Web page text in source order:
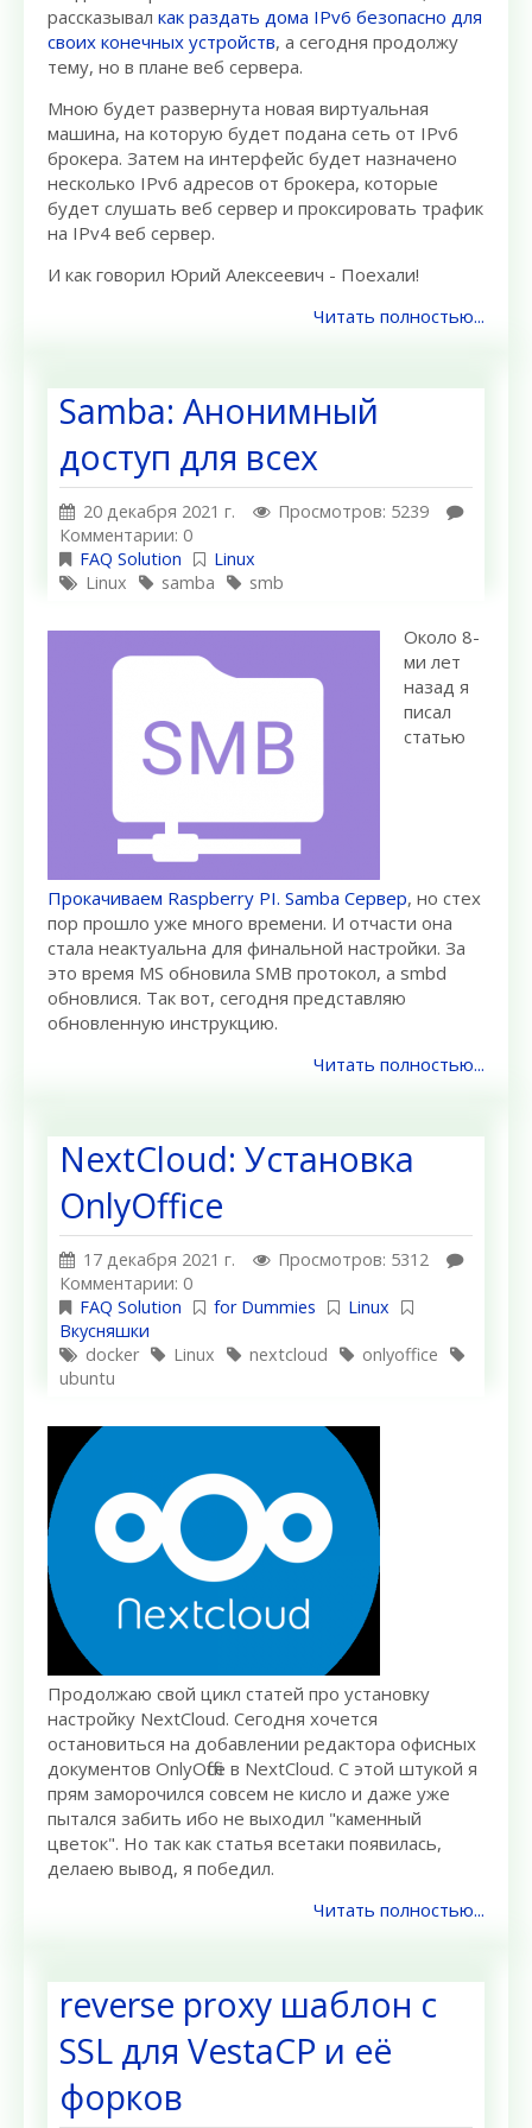
рассказывал как раздать дома IPv6 безопасно для
своих конечных устройств, а сегодня продолжу
тему, но в плане веб сервера.
Мною будет развернута новая виртуальная
машина, на которую будет подана сеть от IPv6
брокера. Затем на интерфейс будет назначено
несколько IPv6 адресов от брокера, которые
будет слушать веб сервер и проксировать трафик
на IPv4 веб сервер.
И как говорил Юрий Алексеевич - Поехали!
Читать полностью...
Samba: Анонимный
доступ для всех
20 декабря 2021 г.
Просмотров: 5239
Комментарии: 0
FAQ Solution
Linux
Linux
samba smb
Около 8-
ми лет
назад я
писал
статью
Прокачиваем Raspberry PI. Samba Сервер, но стех
пор прошло уже много времени. И отчасти она
стала неактуальна для финальной настройки. За
это время MS обновила SMB протокол, а smbd
обновлися. Так вот, сегодня представляю
обновленную инструкцию.
Читать полностью...
NextCloud: Установка
OnlyOffice
17 декабря 2021 г.
Просмотров: 5312
Комментарии: 0
FAQ Solution
for Dummies
Linux
Вкусняшки
docker
Linux nextcloud
onlyoffice
ubuntu
Продолжаю свой цикл статей про установку
настройку NextCloud. Сегодня хочется
остановиться на добавлении редактора офисных
документов OnlyOffice в NextCloud. С этой штукой я
прям заморочился совсем не кисло и даже уже
пытался забить ибо не выходил "каменный
цветок". Но так как статья всетаки появилась,
делаею вывод, я победил.
Читать полностью...
reverse proxy шаблон c
SSL для VestaCP и её
форков